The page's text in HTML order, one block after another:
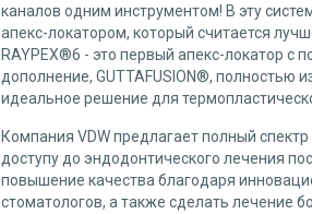
каналов одним инструментом! В эту
апекс-локатором, который считается
RAYPEX®6 - это первый апекс-локатор с
дополнение, GUTTAFUSION®, полностью
идеальное решение для
Компания VDW предлагает полный
доступу до эндодонтического лечения
повышение качества благодаря
стоматологов, а также сделать лечение